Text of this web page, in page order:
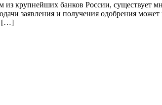
крупнейших банков России, существует
заявления и получения одобрения
[…]